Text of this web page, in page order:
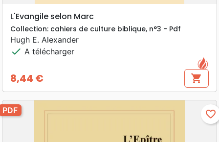
L'Evangile selon Marc
Collection: cahiers de culture biblique, n°3 - Pdf
Hugh E. Alexander
check A télécharger
Prix
8,44 € shopping_cart
PDF favorite_border